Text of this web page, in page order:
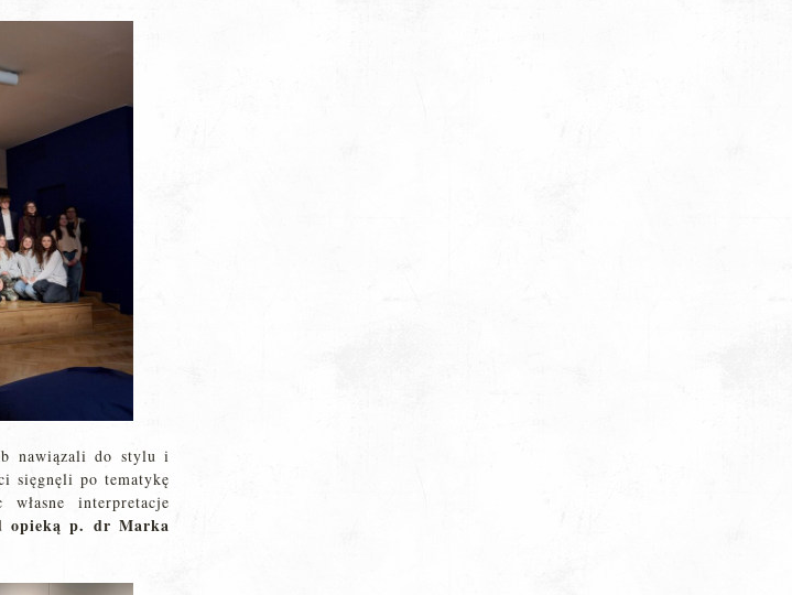
nawiązali do stylu i
sięgnęli po tematykę
interpretacje
opieką p. dr Marka